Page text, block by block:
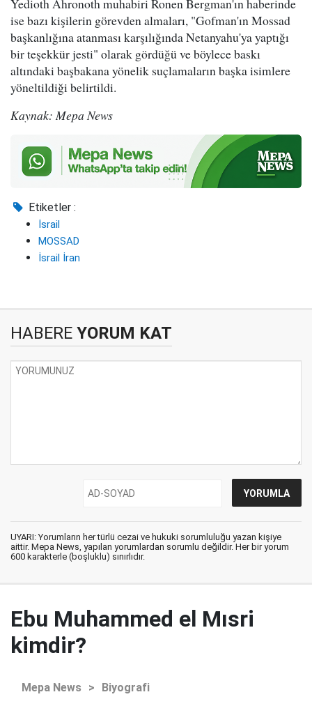
ise bazı kişilerin görevden almaları, "Gofman'ın Mossad
başkanlığına atanması karşılığında Netanyahu'ya yaptığı
bir teşekkür jesti" olarak gördüğü ve böylece baskı
altındaki başbakana yönelik suçlamaların başka isimlere
yöneltildiği belirtildi.
Kaynak: Mepa News
Etiketler :
İsrail
MOSSAD
İsrail İran
HABERE YORUM KAT
UYARI: Yorumların her türlü cezai ve hukuki sorumluluğu yazan kişiye
aittir. Mepa News, yapılan yorumlardan sorumlu değildir. Her bir yorum
600 karakterle (boşluklu) sınırlıdır.
Ebu Muhammed el Mısri
kimdir?
Mepa News > Biyografi